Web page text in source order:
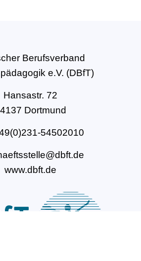
Berufsverband
e.V. (DBfT)
Hansastr. 72
Dortmund
54502010
www.dbft.de